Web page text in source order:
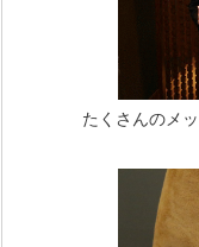
たくさんのメ